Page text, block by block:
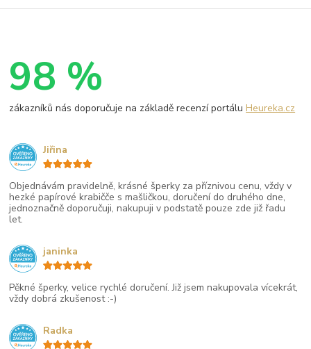
98 %
zákazníků nás doporučuje na základě recenzí portáluHeureka.cz
Objednávám pravidelně, krásné šperky za příznivou cenu, vždy v
hezké papírové krabičče s mašličkou, doručení do druhého dne,
jednoznačně doporučuji, nakupuji v podstatě pouze zde již řadu
let.
Jiřina
Pěkné šperky, velice rychlé doručení. Již jsem nakupovala vícekrát,
vždy dobrá zkušenost :-)
janinka
Radka